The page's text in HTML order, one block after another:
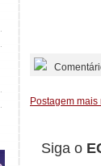
Postagem mais
Siga o